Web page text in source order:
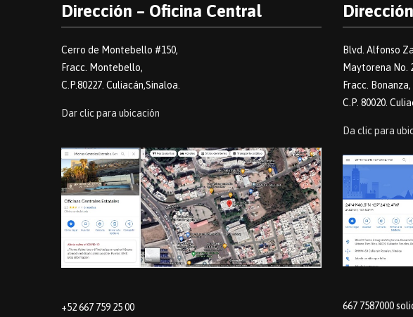
Dirección – Oficina Central
Cerro de Montebello #150,
Fracc. Montebello,
C.P.80227. Culiacán,Sinaloa.
Dar clic para ubicación
+52 667 759 25 00
Blvd. Alfonso
Maytorena No.
Fracc. Bonanza,
C.P. 80020.
Da clic para
667 7587000